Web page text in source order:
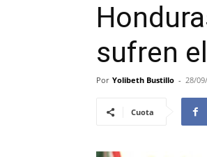
sufren
Por Yolibeth Bustillo - 28/
Cuota